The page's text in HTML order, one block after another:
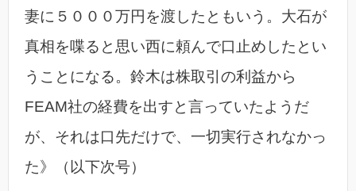
妻に５０００万円を渡したともいう。大石が
真相を喋ると思い西に頼んで口止めしたとい
うことになる。鈴木は株取引の利益から
FEAM社の経費を出すと言っていたようだ
が、それは口先だけで、一切実行されなかっ
た》（以下次号）